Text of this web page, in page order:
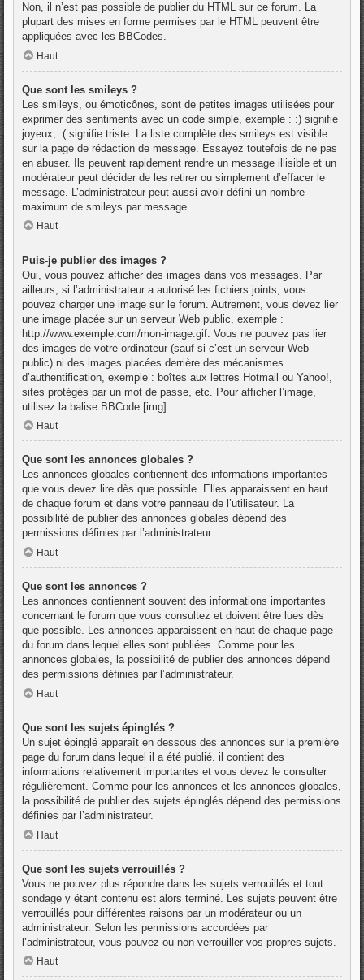
Non, il n’est pas possible de publier du HTML sur ce forum. La
plupart des mises en forme permises par le HTML peuvent être
appliquées avec les BBCodes.
Haut
Que sont les smileys ?
Les smileys, ou émoticônes, sont de petites images utilisées pour
exprimer des sentiments avec un code simple, exemple : :) signifie
joyeux, :( signifie triste. La liste complète des smileys est visible
sur la page de rédaction de message. Essayez toutefois de ne pas
en abuser. Ils peuvent rapidement rendre un message illisible et un
modérateur peut décider de les retirer ou simplement d’effacer le
message. L’administrateur peut aussi avoir défini un nombre
maximum de smileys par message.
Haut
Puis-je publier des images ?
Oui, vous pouvez afficher des images dans vos messages. Par
ailleurs, si l’administrateur a autorisé les fichiers joints, vous
pouvez charger une image sur le forum. Autrement, vous devez lier
une image placée sur un serveur Web public, exemple :
http://www.exemple.com/mon-image.gif. Vous ne pouvez pas lier
des images de votre ordinateur (sauf si c’est un serveur Web
public) ni des images placées derrière des mécanismes
d’authentification, exemple : boîtes aux lettres Hotmail ou Yahoo!,
sites protégés par un mot de passe, etc. Pour afficher l’image,
utilisez la balise BBCode [img].
Haut
Que sont les annonces globales ?
Les annonces globales contiennent des informations importantes
que vous devez lire dès que possible. Elles apparaissent en haut
de chaque forum et dans votre panneau de l’utilisateur. La
possibilité de publier des annonces globales dépend des
permissions définies par l’administrateur.
Haut
Que sont les annonces ?
Les annonces contiennent souvent des informations importantes
concernant le forum que vous consultez et doivent être lues dès
que possible. Les annonces apparaissent en haut de chaque page
du forum dans lequel elles sont publiées. Comme pour les
annonces globales, la possibilité de publier des annonces dépend
des permissions définies par l’administrateur.
Haut
Que sont les sujets épinglés ?
Un sujet épinglé apparaît en dessous des annonces sur la première
page du forum dans lequel il a été publié. il contient des
informations relativement importantes et vous devez le consulter
régulièrement. Comme pour les annonces et les annonces globales,
la possibilité de publier des sujets épinglés dépend des permissions
définies par l’administrateur.
Haut
Que sont les sujets verrouillés ?
Vous ne pouvez plus répondre dans les sujets verrouillés et tout
sondage y étant contenu est alors terminé. Les sujets peuvent être
verrouillés pour différentes raisons par un modérateur ou un
administrateur. Selon les permissions accordées par
l’administrateur, vous pouvez ou non verrouiller vos propres sujets.
Haut